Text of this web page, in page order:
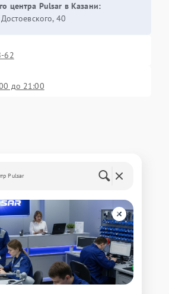
центра Pulsar в Казани:
40
62
до 21:00
Pulsar